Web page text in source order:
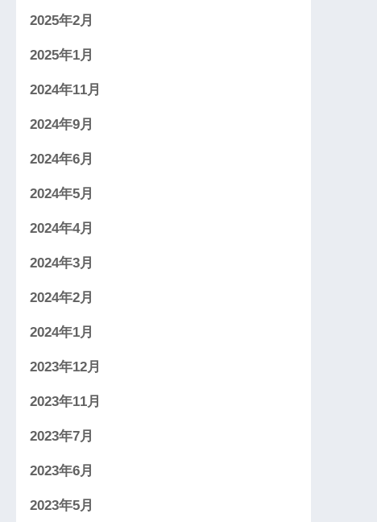
2025年2月
2025年1月
2024年11月
2024年9月
2024年6月
2024年5月
2024年4月
2024年3月
2024年2月
2024年1月
2023年12月
2023年11月
2023年7月
2023年6月
2023年5月